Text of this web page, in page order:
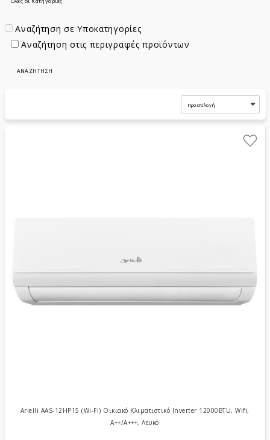
Αναζήτηση σε Υποκατηγορίες
Αναζήτηση στις περιγραφές προϊόντων
Arielli AAS-12HP15 (Wi-Fi) Οικιακό Κλιματιστικό Inverter 12000BTU, Wifi,
A++/A+++, Λευκό